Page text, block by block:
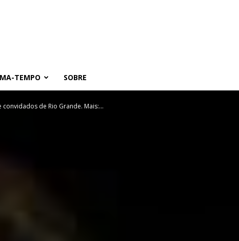
TEMPO SOBRE
de Rio Grande. Mais:…